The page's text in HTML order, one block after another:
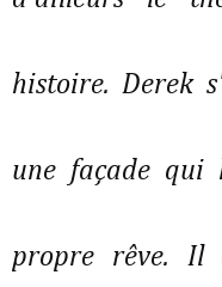
histoire. Derek
une façade qui
propre rêve. Il